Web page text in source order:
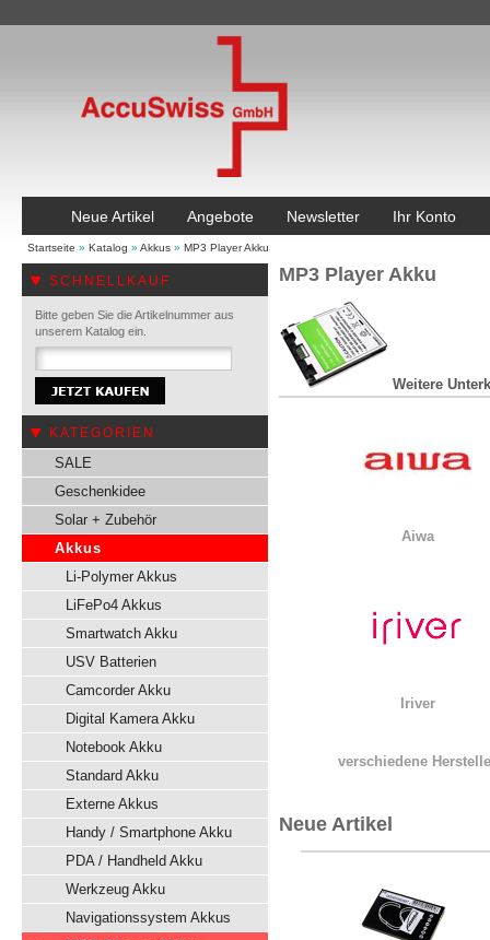
Neue Artikel Angebote Newsletter Ihr Konto
Startseite » Katalog » Akkus » MP3 Player Akku
SCHNELLKAUF
Bitte geben Sie die Artikelnummer aus
unserem Katalog ein.
KATEGORIEN
SALE
Geschenkidee
Solar + Zubehör
Akkus
Li-Polymer Akkus
LiFePo4 Akkus
Smartwatch Akku
USV Batterien
Camcorder Akku
Digital Kamera Akku
Notebook Akku
Standard Akku
Externe Akkus
Handy / Smartphone Akku
PDA / Handheld Akku
Werkzeug Akku
Navigationssystem Akkus
MP3 Player Akku
Weitere
Aiwa
Iriver
verschiedene
Neue Artikel